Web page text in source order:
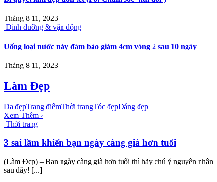
Tháng 8 11, 2023
Dinh dưỡng & vận động
Uống loại nước này đảm bảo giảm 4cm vòng 2 sau 10 ngày
Tháng 8 11, 2023
Làm Đẹp
Da đẹpTrang điểmThời trangTóc đẹpDáng đẹp
Xem Thêm ›
Thời trang
3 sai lầm khiến bạn ngày càng già hơn tuổi
(Làm Đẹp) – Bạn ngày càng già hơn tuổi thì hãy chú ý nguyên nhân
sau đây! [...]